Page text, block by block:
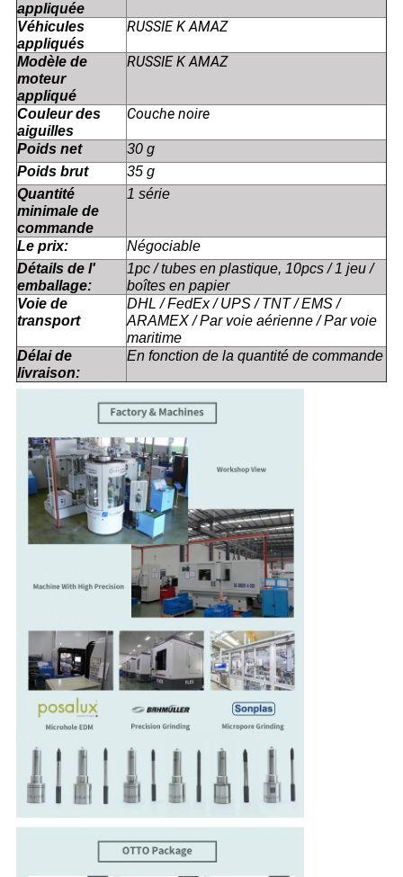
appliquée
Véhicules
appliqués
RUSSIE K AMAZ
Modèle de
moteur
appliqué
RUSSIE K AMAZ
Couleur des
aiguilles
Couche noire
Poids net
30 g
Poids brut
35 g
Quantité
minimale de
commande
1 série
Le prix:
Négociable
Détails de l'
emballage:
1pc / tubes en plastique, 10pcs / 1 jeu /
boîtes en papier
Voie de
transport
DHL / FedEx / UPS / TNT / EMS /
ARAMEX / Par voie aérienne / Par voie
maritime
Délai de
livraison:
En fonction de la quantité de commande